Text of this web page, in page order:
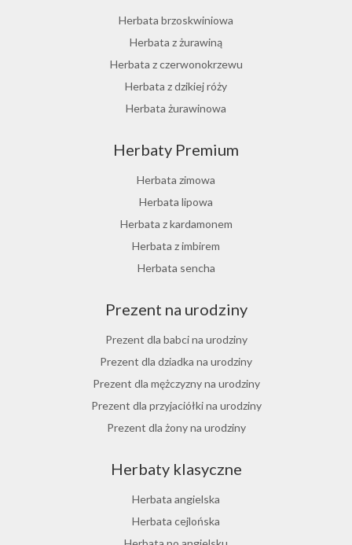
Herbata brzoskwiniowa
Herbata z żurawiną
Herbata z czerwonokrzewu
Herbata z dzikiej róży
Herbata żurawinowa
Ostrokrzew paragwajski
Hibiskus herbata
Herbata różana
Herbata z lukrecji
Herbata z rokitnika
Herbata jesienna
Herbaty Premium
Herbata zimowa
Herbata lipowa
Herbata z kardamonem
Herbata z imbirem
Herbata sencha
Herbata jaśminowa
Herbata jasminowa
Herbata rumiankowa
Koper włoski herbata
Herbata z goździkami
Herbata z cynamonem
Prezent na urodziny
Prezent dla babci na urodziny
Prezent dla dziadka na urodziny
Prezent dla mężczyzny na urodziny
Prezent dla przyjaciółki na urodziny
Prezent dla żony na urodziny
Prezent dla dziewczyny na urodziny
Prezent dla koleżanki na urodziny
Prezent dla mamy na urodziny
Prezent dla taty na urodziny
Herbaty klasyczne
Herbata angielska
Herbata cejlońska